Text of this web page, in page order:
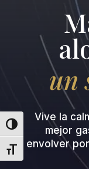
Alternar alto
Alternar tamaño
un
Vive la
mejor
envolver